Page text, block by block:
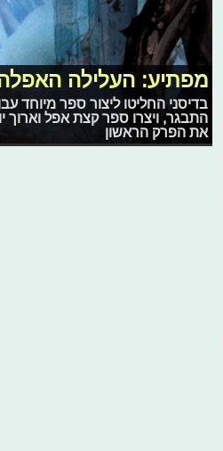
מפתיע: העלילה
בדיסני החליטו ליצור ספר
התבגר, ויצרו ספר קצת אפל
את הפרק הראשון